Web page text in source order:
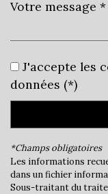
Bar
Cinéma
Collège
École
École
J'accepte les
données (*)
*Champs obligatoires
Les informations
dans un fichier
Sous-traitant du